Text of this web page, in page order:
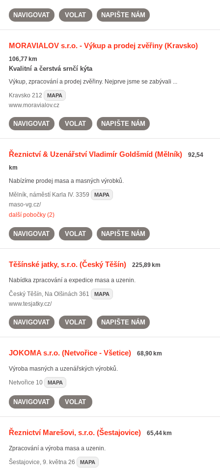
NAVIGOVAT VOLAT NAPIŠTE NÁM
MORAVIALOV s.r.o. - Výkup a prodej zvěřiny(Kravsko)
106,77 km
Kvalitní a čerstvá srnčí kýta
Výkup, zpracování a prodej zvěřiny. Nejprve jsme se zabývali ...
Kravsko 212 MAPA
www.moravialov.cz
NAVIGOVAT VOLAT NAPIŠTE NÁM
Řeznictví & Uzenářství Vladimír Goldšmíd(Mělník)
92,54
km
Nabízíme prodej masa a masných výrobků.
Mělník, náměstí Karla IV. 3359 MAPA
maso-vg.cz/
další pobočky (2)
NAVIGOVAT VOLAT NAPIŠTE NÁM
Těšínské jatky, s.r.o.(Český Těšín) 225,89 km
Nabídka zpracování a expedice masa a uzenin.
Český Těšín, Na Olšinách 361 MAPA
www.tesjatky.cz/
NAVIGOVAT VOLAT NAPIŠTE NÁM
JOKOMA s.r.o.(Netvořice - Všetice) 68,90 km
Výroba masných a uzenářských výrobků.
Netvořice 10 MAPA
NAVIGOVAT VOLAT
Řeznictví Marešovi, s.r.o.(Šestajovice) 65,44 km
Zpracování a výroba masa a uzenin.
Šestajovice, 9. května 26 MAPA